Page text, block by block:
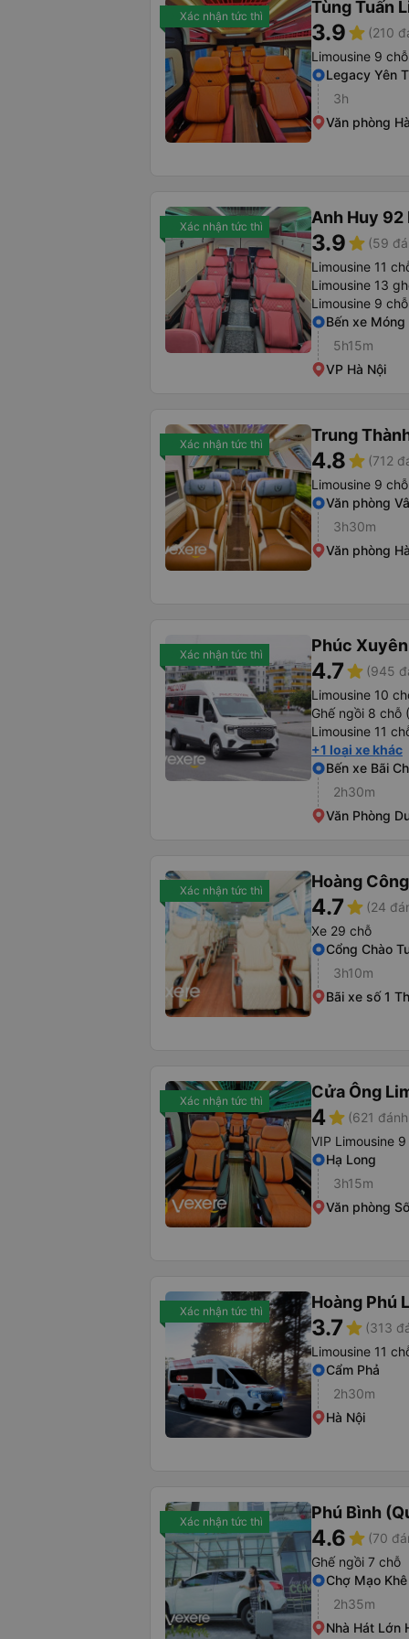
Xác nhận tức thì Tùng Tuấn
3.9star (210
Limousine 9 chỗ
Legacy Yên
3h
Văn phòng
Xác nhận tức thì Anh Huy 92
3.9star (59
Limousine 11
Limousine 13
Limousine 9 chỗ
Bến xe Móng
5h15m
VP Hà Nội
Xác nhận tức thì Trung
4.8star (712
Limousine 9 chỗ
Văn phòng
3h30m
Văn phòng
Xác nhận tức thì Phúc Xuyên
4.7star (945
Limousine 10
Ghế ngồi 8 chỗ
Limousine 11
+1 loại xe khác
Bến xe Bãi
2h30m
Văn Phòng
Xác nhận tức thì Hoàng Công
4.7star (24
Xe 29 chỗ
Cổng Chào
3h10m
Bãi xe số 1
Xác nhận tức thì Cửa Ông
4star (621 đánh
VIP Limousine
Hạ Long
3h15m
Văn phòng
Xác nhận tức thì Hoàng Phú
3.7star (313
Limousine 11
Cẩm Phả
2h30m
Hà Nội
Xác nhận tức thì Phú Bình
4.6star (70
Ghế ngồi 7 chỗ
Chợ Mạo Khê
2h35m
Nhà Hát Lớn